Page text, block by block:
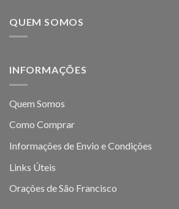
QUEM SOMOS
INFORMAÇÕES
Quem Somos
Como Comprar
Informações de Envio e Condições
Links Úteis
Orações de São Francisco